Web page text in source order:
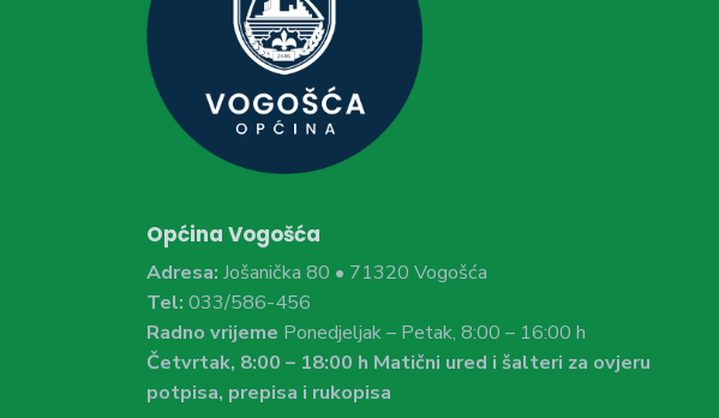
Općina Vogošća
Adresa: Jošanička 80 • 71320 Vogošća
Tel: 033/586-456
Radno vrijeme Ponedjeljak – Petak, 8:00 – 16:00 h
Četvrtak, 8:00 – 18:00 h Matični ured i šalteri za ovjeru
potpisa, prepisa i rukopisa